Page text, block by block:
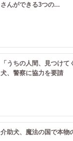
さんができる3つの...
「うちの人間、見つけ
犬、警察に協力を要請
介助犬、魔法の国で本物